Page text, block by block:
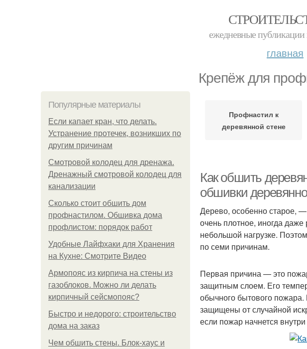
ежедневные публикации
главная
Крепёж для
Популярные материалы
Если капает кран, что делать.
Устранение протечек, возникших по
другим причинам
Смотровой колодец для дренажа.
Дренажный смотровой колодец для
канализации
Сколько стоит обшить дом
профнастилом. Обшивка дома
профлистом: порядок работ
Удобные Лайфхаки для Хранения
на Кухне: Смотрите Видео
Армопояс из кирпича на стены из
газоблоков. Можно ли делать
кирпичный сейсмопояс?
Быстро и недорого: строительство
дома на заказ
Чем обшить стены. Блок-хаус и
Профнастил к
деревянной стене
Как обшить
обшивки
Дерево, особенно старое,
очень плотное, иногда
небольшой нагрузке.
по семи причинам.
Первая причина — это
защитным слоем. Его
обычного бытового
защищены от случайной
если пожар начнется